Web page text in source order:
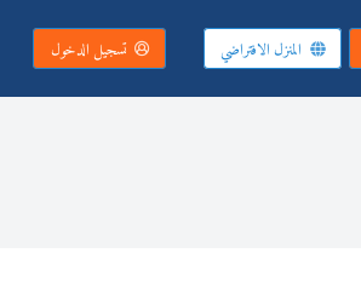
المنزل الافتراضي تسجيل الدخول